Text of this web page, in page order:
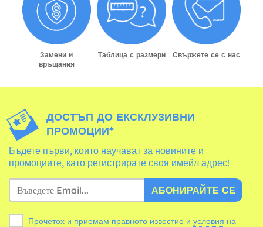
Замени и
връщания
Таблица с размери Свържете се с нас
ДОСТЪП ДО ЕКСКЛУЗИВНИ
ПРОМОЦИИ*
Бъдете първи, които научават за новините и
промоциите, като регистрирате своя имейл адрес!
АБОНИРАЙТЕ СЕ
Прочетох и приемам правното известие и условия